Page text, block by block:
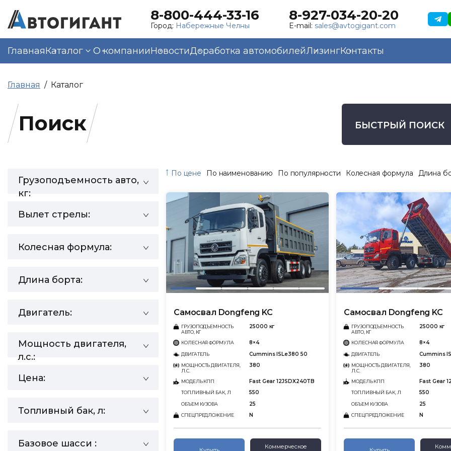
8-800-444-33-16
Город: Набережные Челны
8-927-034-20-20
E-mail: sales@avtogigant.com
ГлавнаяКаталог О компанииНовостиДоработка автомобилейЛизингКонтакты
Главная Каталог
Поиск БЫСТРЫЙ ПОИСК
Грузоподъемность авто,
кг:
Вылет стрелы:
Колесная формула:
Длина борта:
Двигатель:
Мощность двигателя,
л.с.:
Цена:
Топливный бак, л:
Базовое шасси :
По цене По наименованию По популярности Колесная формула Длина
Самосвал Dongfeng KC
ГРУЗОПОДЪЕМНОСТЬ
АВТО, КГ
25000 кг
КОЛЕСНАЯ ФОРМУЛА 8×4
ДВИГАТЕЛЬ Cummins ISLe380 50
МОЩНОСТЬ ДВИГАТЕЛЯ,
Л.С.
380
МОДЕЛЬ КПП Fast Gear 12JSDX240TB
ТОПЛИВНЫЙ БАК, Л 550
ОБЪЕМ КУЗОВА 25
СПЕЦПРЕДЛОЖЕНИЕ N
Коммерческое
Самосвал Dongfeng KC
ГРУЗОПОДЪЕМНОСТЬ
АВТО, КГ
25000 кг
КОЛЕСНАЯ ФОРМУЛА 8×4
ДВИГАТЕЛЬ Cummins
МОЩНОСТЬ ДВИГАТЕЛЯ,
Л.С.
380
МОДЕЛЬ КПП Fast Gear
ТОПЛИВНЫЙ БАК, Л 550
ОБЪЕМ КУЗОВА 25
СПЕЦПРЕДЛОЖЕНИЕ N